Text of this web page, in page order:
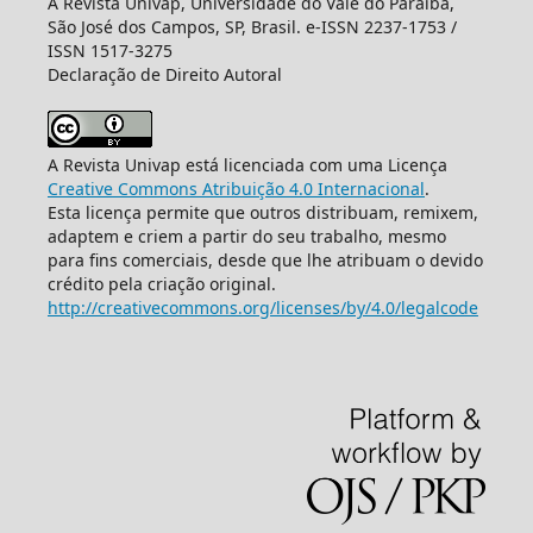
São José dos Campos, SP, Brasil. e-ISSN 2237-1753 /
ISSN 1517-3275
Declaração de Direito Autoral
A Revista Univap está licenciada com uma Licença
Creative Commons Atribuição 4.0 Internacional.
Esta licença permite que outros distribuam, remixem,
adaptem e criem a partir do seu trabalho, mesmo
para fins comerciais, desde que lhe atribuam o devido
crédito pela criação original.
http://creativecommons.org/licenses/by/4.0/legalcode